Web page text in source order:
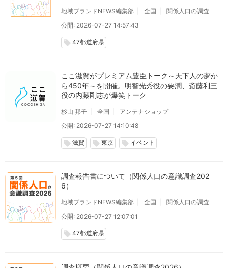
地域ブランドNEWS編集部 全国
関係人口の調査
公開: 2026-07-27 14:57:43
local_offer 47都道府県
ここ滋賀がプレミアム豊臣トーク～天下人の夢か
ら450年～を開催。明智光秀役の要潤、斎藤利三
役の内藤剛志が爆笑トーク
杉山 邦子 全国
アンテナショップ
公開: 2026-07-27 14:10:48
local_offer 滋賀 local_offer 東京 local_offer イベント
調査報告書について（関係人口の意識調査202
6）
地域ブランドNEWS編集部 全国
関係人口の調査
公開: 2026-07-27 12:07:01
local_offer 47都道府県